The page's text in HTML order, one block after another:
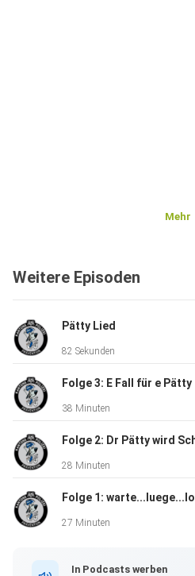
Mehr
Weitere Episoden
Pätty Lied
82 Sekunden
Folge 3: E Fall für e Pätty
38 Minuten
Folge 2: Dr Pätty wird
28 Minuten
Folge 1:
27 Minuten
In Podcasts werben